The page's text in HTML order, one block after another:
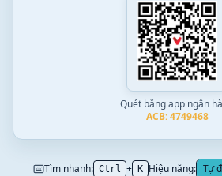
Quét bằng app ngân
ACB: 4749468
Tìm nhanh: Ctrl + K Hiệu năng: Tự